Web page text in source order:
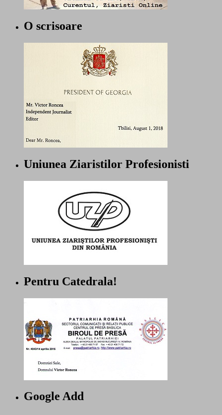
O scrisoare
Uniunea Ziaristilor Profesionisti
Pentru Catedrala!
Google Add